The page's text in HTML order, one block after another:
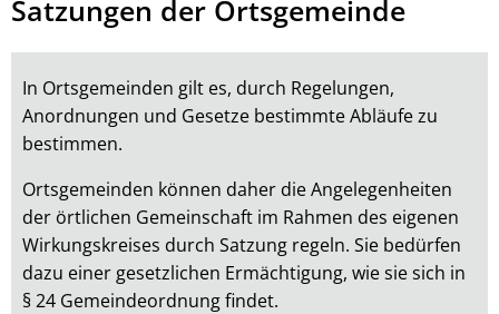
Satzungen
Eichenbach
Satzungen der Ortsgemeinde
In Ortsgemeinden gilt es, durch Regelungen,
Anordnungen und Gesetze bestimmte Abläufe zu
bestimmen.
Ortsgemeinden können daher die Angelegenheiten
der örtlichen Gemeinschaft im Rahmen des eigenen
Wirkungskreises durch Satzung regeln. Sie bedürfen
dazu einer gesetzlichen Ermächtigung, wie sie sich in
§ 24 Gemeindeordnung findet.